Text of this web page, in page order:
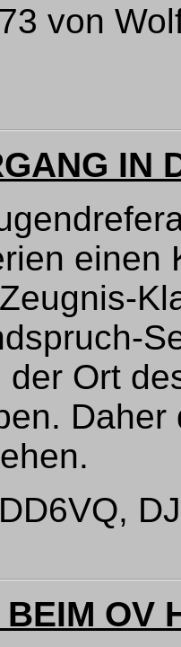
von
IN
einen
Ort
OV